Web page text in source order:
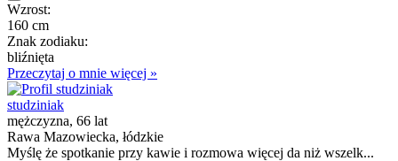
Wzrost:
160 cm
Znak zodiaku:
bliźnięta
Przeczytaj o mnie więcej »
studziniak
mężczyzna, 66 lat
Rawa Mazowiecka, łódzkie
Myślę że spotkanie przy kawie i rozmowa więcej da niż wszelk...